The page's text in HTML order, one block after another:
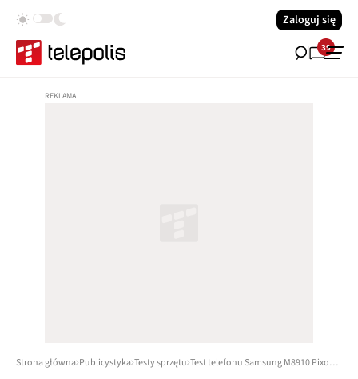
Zaloguj się
39
Strona główna Publicystyka Testy sprzętu Test telefonu Samsung M8910 Pixon12